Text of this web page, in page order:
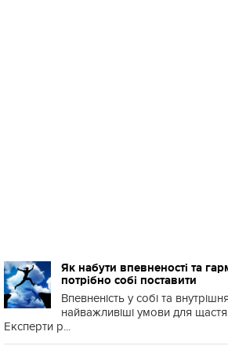
Як набути впевненості та
потрібно собі поставити
Впевненість у собі та
найважливіші умови для
Експерти р...